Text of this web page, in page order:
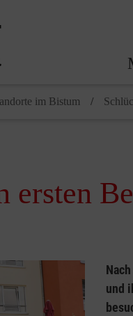
im Bistum
ersten
und